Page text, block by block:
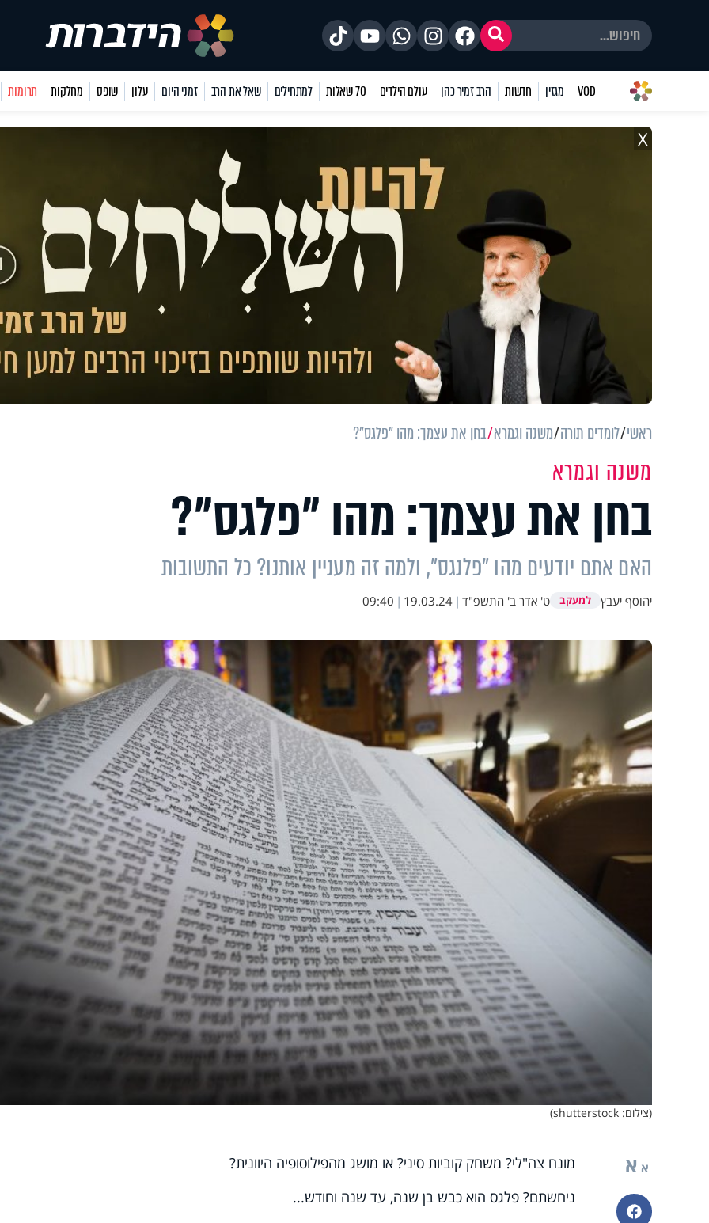
VOD מגזין חדשות הרב זמיר כהן עולם הילדים 70 שאלות למתחילים שאל את הרב זמני היום עלון שופס מחלקות תרומות
X
ראשי לומדים תורה משנה וגמרא בחן את עצמך: מהו "פלגס"?
משנה וגמרא
בחן את עצמך: מהו "פלגס"?
האם אתם יודעים מהו "פלנגס", ולמה זה מעניין אותנו? כל התשובות
יהוסף יעבץ למעקב ט' אדר ב' התשפ"ד |
19.03.24
|
09:40
(צילום: shutterstock)
א א
פייסבוק
מונח צה"לי? משחק קוביות סיני? או מושג מהפילוסופיה היוונית?
ניחשתם? פלגס הוא כבש בן שנה, עד שנה וחודש...